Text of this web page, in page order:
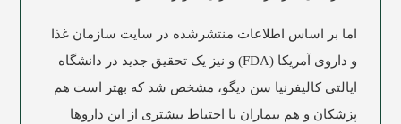
اما بر اساس اطلاعات منتشرشده در سایت سازمان غذا
و داروی آمریکا (FDA) و نیز یک تحقیق جدید در دانشگاه
ایالتی کالیفرنیا سن دیگو، مشخص شد که بهتر است هم
پزشکان و هم بیماران با احتیاط بیشتری از این داروها